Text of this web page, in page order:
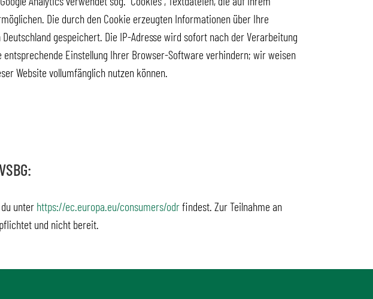
Die durch den Cookie erzeugten Informationen über Ihre
gespeichert. Die IP-Adresse wird sofort nach der Verarbeitung
Einstellung Ihrer Browser-Software verhindern; wir weisen
Website vollumfänglich nutzen können.
unter https://ec.europa.eu/consumers/odrfindest. Zur Teilnahme an
und nicht bereit.